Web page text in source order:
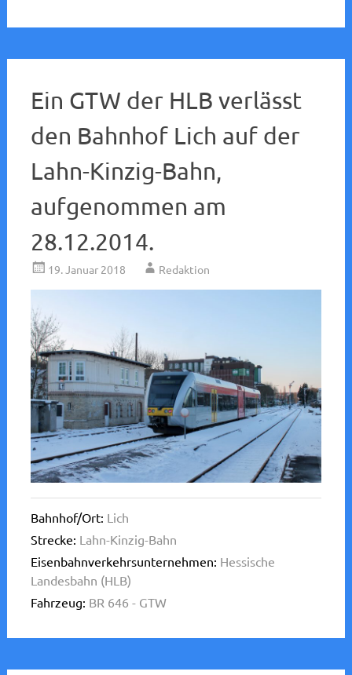
Ein GTW der HLB verlässt
den Bahnhof Lich auf der
Lahn-Kinzig-Bahn,
aufgenommen am
28.12.2014.
19. Januar 2018 Redaktion
Bahnhof/Ort: Lich
Strecke: Lahn-Kinzig-Bahn
Eisenbahnverkehrsunternehmen: Hessische
Landesbahn (HLB)
Fahrzeug: BR 646 - GTW